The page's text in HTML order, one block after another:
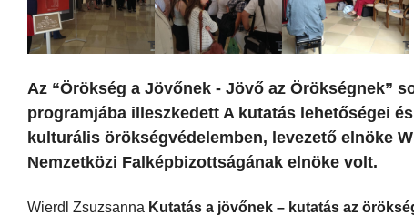
Az “Örökség a Jövőnek - Jövő az Örökségnek”
programjába illeszkedett A kutatás lehetőségei
kulturális örökségvédelemben, levezető elnöke
Nemzetközi Falképbizottságának elnöke volt.
Wierdl Zsuzsanna Kutatás a jövőnek – kutatás az